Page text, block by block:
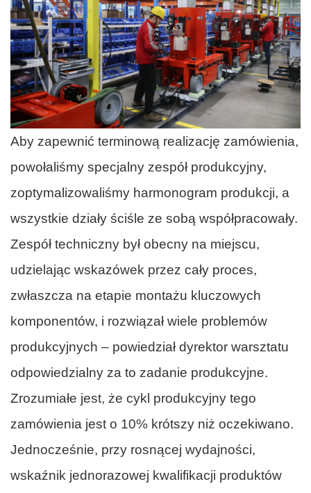
Aby zapewnić terminową realizację zamówienia,
powołaliśmy specjalny zespół produkcyjny,
zoptymalizowaliśmy harmonogram produkcji, a
wszystkie działy ściśle ze sobą współpracowały.
Zespół techniczny był obecny na miejscu,
udzielając wskazówek przez cały proces,
zwłaszcza na etapie montażu kluczowych
komponentów, i rozwiązał wiele problemów
produkcyjnych – powiedział dyrektor warsztatu
odpowiedzialny za to zadanie produkcyjne.
Zrozumiałe jest, że cykl produkcyjny tego
zamówienia jest o 10% krótszy niż oczekiwano.
Jednocześnie, przy rosnącej wydajności,
wskaźnik jednorazowej kwalifikacji produktów